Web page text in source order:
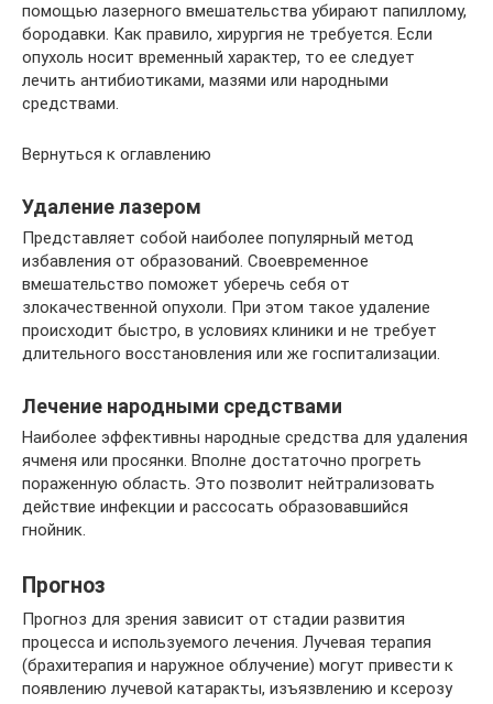
помощью лазерного вмешательства убирают папиллому,
бородавки. Как правило, хирургия не требуется. Если
опухоль носит временный характер, то ее следует
лечить антибиотиками, мазями или народными
средствами.
Вернуться к оглавлению
Удаление лазером
Представляет собой наиболее популярный метод
избавления от образований. Своевременное
вмешательство поможет уберечь себя от
злокачественной опухоли. При этом такое удаление
происходит быстро, в условиях клиники и не требует
длительного восстановления или же госпитализации.
Лечение народными средствами
Наиболее эффективны народные средства для удаления
ячменя или просянки. Вполне достаточно прогреть
пораженную область. Это позволит нейтрализовать
действие инфекции и рассосать образовавшийся
гнойник.
Прогноз
Прогноз для зрения зависит от стадии развития
процесса и используемого лечения. Лучевая терапия
(брахитерапия и наружное облучение) могут привести к
появлению лучевой катаракты, изъязвлению и ксерозу